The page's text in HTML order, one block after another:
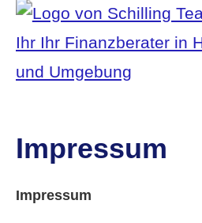
Impressum
Impressum